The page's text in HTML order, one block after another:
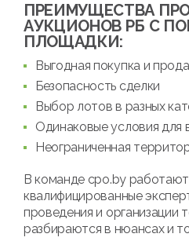
ПРЕИМУЩЕСТВА
АУКЦИОНОВ РБ С
ПЛОЩАДКИ:
Выгодная покупка и
Безопасность сделки
Выбор лотов в разных
Одинаковые условия для
Неограниченная
В команде cpo.by
квалифицированные
проведения и организации
разбираются в нюансах и